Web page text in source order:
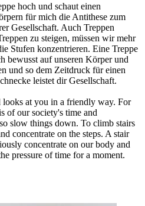
hoch und schaut einen
für mich die Antithese zum
Gesellschaft. Auch Treppen
zu steigen, müssen wir mehr
Stufen konzentrieren. Eine Treppe
bewusst auf unseren Körper und
und so dem Zeitdruck für einen
leistet dir Gesellschaft.
looks at you in a friendly way. For
of our society's time and
slow things down. To climb stairs
concentrate on the steps. A stair
concentrate on our body and
pressure of time for a moment.